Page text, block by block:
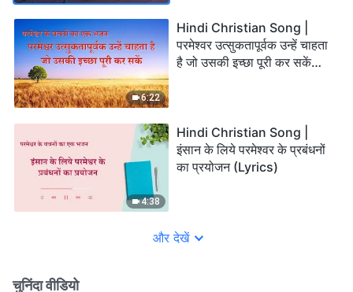
6:22
Hindi Christian Song |
परमेश्वर उत्सुकतापूर्वक उन्हें चाहता
है जो उसकी इच्छा पूरी कर सकें
4:38
Hindi Christian Song |
इंसान के लिये परमेश्वर के प्रबंधनों
का प्रयोजन (Lyrics)
और देखें
चुनिंदा वीडियो